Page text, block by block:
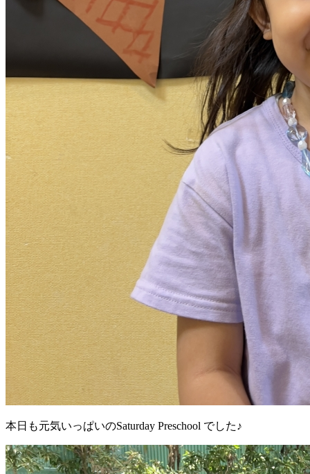
本日も元気いっぱいのSaturday Preschool でした♪